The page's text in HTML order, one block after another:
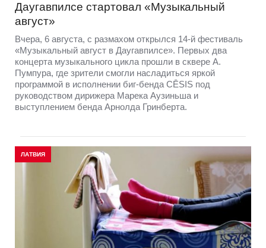
Даугавпилсе стартовал «Музыкальный
август»
Вчера, 6 августа, с размахом открылся 14-й фестиваль
«Музыкальный август в Даугавпилсе». Первых два
концерта музыкального цикла прошли в сквере А.
Пумпура, где зрители смогли насладиться яркой
программой в исполнении биг-бенда CĒSIS под
руководством дирижера Марека Аузиньша и
выступлением бенда Арнолда Гринберта.
ЛАТВИЯ